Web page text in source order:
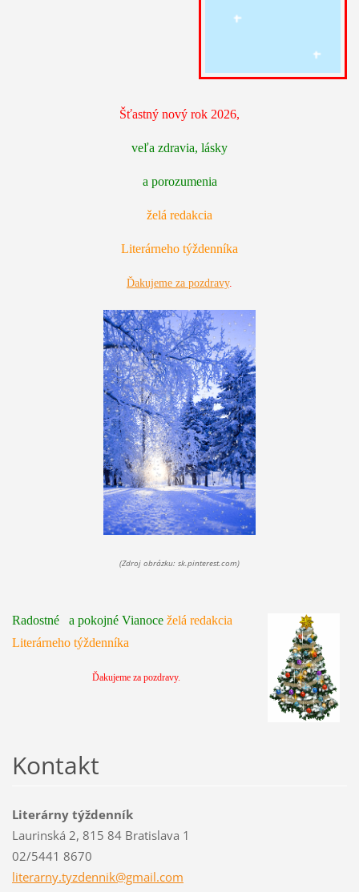
Šťastný nový rok 2026,
veľa zdravia, lásky
a porozumenia
želá redakcia
Literárneho týždenníka
Ďakujeme za pozdravy.
(Zdroj obrázku: sk.pinterest.com)
Radostné a pokojné Vianoce želá redakcia
Literárneho týždenníka
Ďakujeme za pozdravy.
Kontakt
Literárny týždenník
Laurinská 2, 815 84 Bratislava 1
02/5441 8670
literarny.tyzdennik@gmail.com